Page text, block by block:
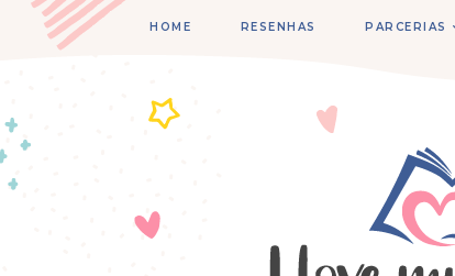
HOME RESENHAS PARCERIAS